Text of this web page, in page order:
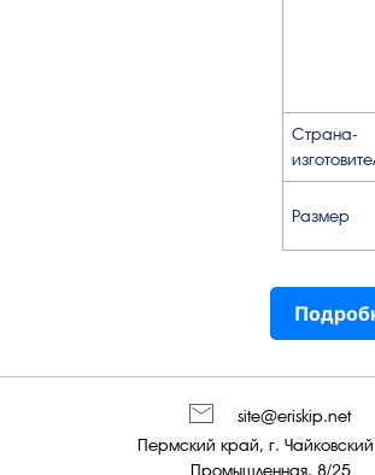
Страна-
Размер
Пермский край, г.
Промышленная, 8/25
site@eriskip.net